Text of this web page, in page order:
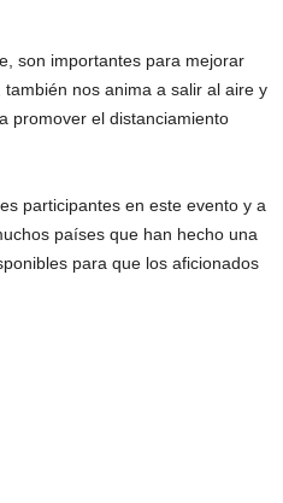
son importantes para mejorar
nos anima a salir al aire y
promover el distanciamiento
participantes en este evento y a
países que han hecho una
para que los aficionados